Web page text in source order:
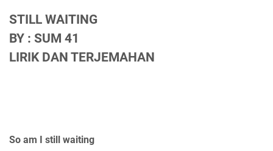
STILL WAITING
BY : SUM 41
LIRIK DAN TERJEMAHAN
So am I still waiting